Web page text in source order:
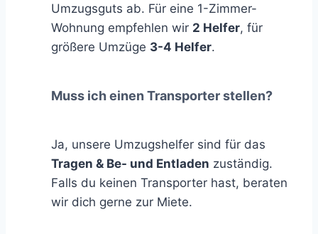
Umzugsguts ab. Für eine 1-Zimmer-
Wohnung empfehlen wir 2 Helfer, für
größere Umzüge 3-4 Helfer.
Muss ich einen Transporter stellen?
Ja, unsere Umzugshelfer sind für das
Tragen & Be- und Entladen zuständig.
Falls du keinen Transporter hast, beraten
wir dich gerne zur Miete.